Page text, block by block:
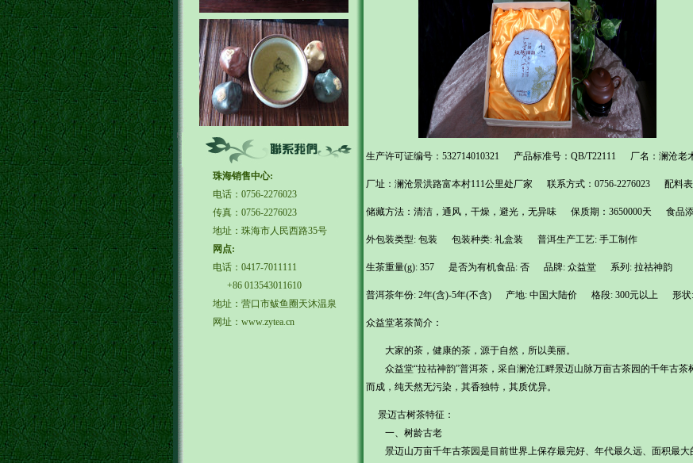
珠海销售中心:
电话：0756-2276023
传真：0756-2276023
地址：珠海市人民西路35号
网点:
电话：0417-7011111
+86 013543011610
地址：营口市鲅鱼圈天沐温泉
网址：www.zytea.cn
生产许可证编号：532714010321 产品标准号：QB/T22111 厂名：澜沧老
厂址：澜沧景洪路富本村111公里处厂家 联系方式：0756-2276023 配料
储藏方法：清洁，通风，干燥，避光，无异味 保质期：3650000天 食品
外包装类型: 包装 包装种类: 礼盒装 普洱生产工艺: 手工制作
生茶重量(g): 357 是否为有机食品: 否 品牌: 众益堂 系列: 拉祜神韵
普洱茶年份: 2年(含)-5年(不含) 产地: 中国大陆价 格段: 300元以上 形状
众益堂茗茶简介：
大家的茶，健康的茶，源于自然，所以美丽。
众益堂“拉祜神韵”普洱茶，采自澜沧江畔景迈山脉万亩古茶园的千年古茶
而成，纯天然无污染，其香独特，其质优异。
景迈古树茶特征：
一、树龄古老
景迈山万亩千年古茶园是目前世界上保存最完好、年代最久远、面积最大